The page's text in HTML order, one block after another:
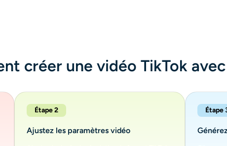
créer une vidéo TikTok avec
Étape 2
Ajustez les paramètres vidéo
Étape